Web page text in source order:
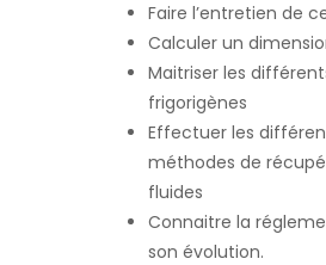
Faire l’entretien de
Calculer un
Maitriser les
frigorigènes
Effectuer les
méthodes de
fluides
Connaitre la
son évolution.